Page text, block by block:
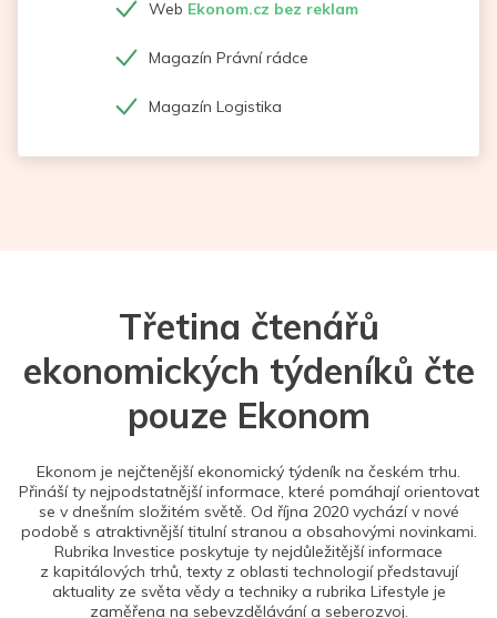
Web Ekonom.cz bez reklam
Magazín Právní rádce
Magazín Logistika
Třetina čtenářů
ekonomických týdeníků čte
pouze Ekonom
Ekonom je nejčtenější ekonomický týdeník na českém trhu.
Přináší ty nejpodstatnější informace, které pomáhají orientovat
se v dnešním složitém světě. Od října 2020 vychází v nové
podobě s atraktivnější titulní stranou a obsahovými novinkami.
Rubrika Investice poskytuje ty nejdůležitější informace
z kapitálových trhů, texty z oblasti technologií představují
aktuality ze světa vědy a techniky a rubrika Lifestyle je
zaměřena na sebevzdělávání a seberozvoj.